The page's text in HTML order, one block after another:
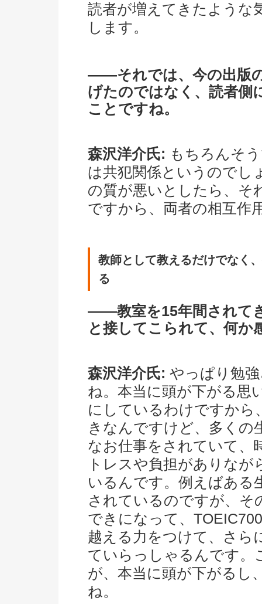
読者が増えてきたような
します。
――それでは、今の出版
げたのではなく、読者側
ことですね。
森沢洋介氏: もちろんそ
は共犯関係というのでし
の質が悪いとしたら、そ
ですから、両者の相互作
教師として教えるだけでなく
る
――教室を15年間されて
と接してこられて、何か
森沢洋介氏: やっぱり勉
ね。本当に頭が下がる思
にしているわけですから
きなんですけど、多くの
なお仕事をされていて、
トレスや負担がありな
いるんです。例えばある
されているのですが、そ
できになって、
越える力をつけて、さら
ていらっしゃるんです。
が、本当に頭が下がるし
ね。